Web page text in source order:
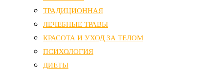
ТРАДИЦИОННАЯ
ЛЕЧЕБНЫЕ ТРАВЫ
КРАСОТА И УХОД ЗА ТЕЛОМ
ПСИХОЛОГИЯ
ДИЕТЫ